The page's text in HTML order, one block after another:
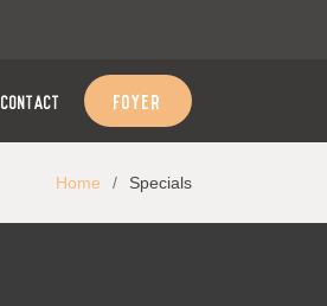
CONTACT FOYER
Home Specials